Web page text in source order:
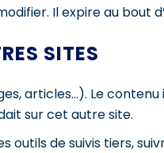
Il expire au bout
SITES
articles…). Le contenu
sur cet autre site.
outils de suivis tiers,